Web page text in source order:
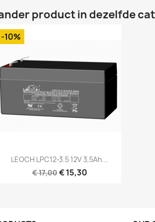
product in dezelfde
LEOCH LPC12-3.5 12V 3,5Ah...
€ 17,00€ 15,30
-10%
Snel bekijken